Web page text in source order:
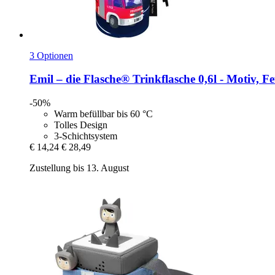
3 Optionen
Emil – die Flasche® Trinkflasche 0,6l -​ Motiv,
-50%
Warm befüllbar bis 60 °C
Tolles Design
3-Schichtsystem
€ 14,24 € 28,49
Zustellung bis 13. August